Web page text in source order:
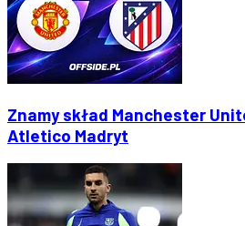
Znamy skład Manchester
Atletico Madryt